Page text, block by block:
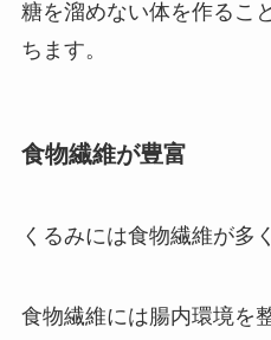
糖を溜めない体を作るこ
ちます。
食物繊維が豊富
くるみには食物繊維が多
食物繊維には腸内環境を